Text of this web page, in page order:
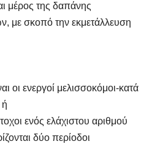
μέρος της δαπάνης
με σκοπό την εκμετάλλευση
οι ενεργοί μελισσοκόμοι-κατά
ή
ενός ελάχιστου αριθμού
δύο περίοδοι